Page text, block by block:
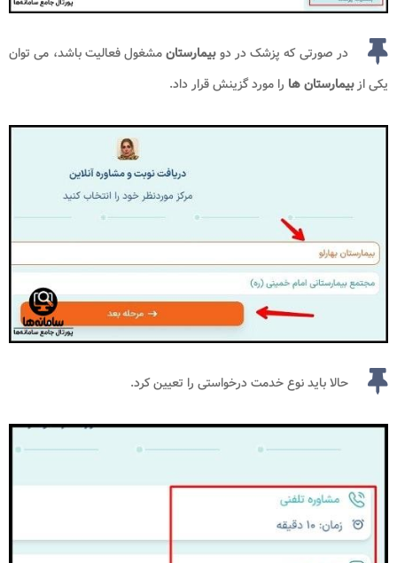
در صورتی که پزشک در دوبیمارستانمشغول فعالیت باشد، می توان
یکی ازبیمارستان‌ ها را مورد گزینش قرار داد.
حالا باید نوع خدمت درخواستی را تعیین کرد.